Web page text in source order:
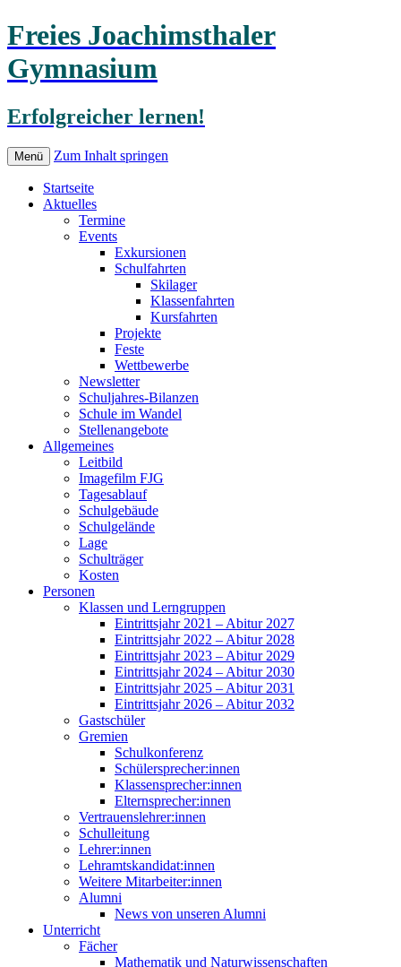
Freies Joachimsthaler
Gymnasium
Erfolgreicher lernen!
Menü Zum Inhalt springen
Startseite
Aktuelles
Termine
Events
Exkursionen
Schulfahrten
Skilager
Klassenfahrten
Kursfahrten
Projekte
Feste
Wettbewerbe
Newsletter
Schuljahres-Bilanzen
Schule im Wandel
Stellenangebote
Allgemeines
Leitbild
Imagefilm FJG
Tagesablauf
Schulgebäude
Schulgelände
Lage
Schulträger
Kosten
Personen
Klassen und Lerngruppen
Eintrittsjahr 2021 – Abitur 2027
Eintrittsjahr 2022 – Abitur 2028
Eintrittsjahr 2023 – Abitur 2029
Eintrittsjahr 2024 – Abitur 2030
Eintrittsjahr 2025 – Abitur 2031
Eintrittsjahr 2026 – Abitur 2032
Gastschüler
Gremien
Schulkonferenz
Schülersprecher:innen
Klassensprecher:innen
Elternsprecher:innen
Vertrauenslehrer:innen
Schulleitung
Lehrer:innen
Lehramtskandidat:innen
Weitere Mitarbeiter:innen
Alumni
News von unseren Alumni
Unterricht
Fächer
Mathematik und Naturwissenschaften